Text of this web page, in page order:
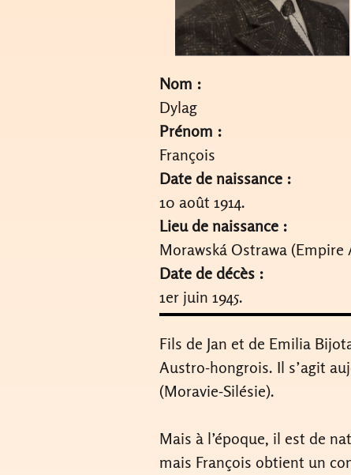
Nom :
Dylag
Prénom :
François
Date de naissance :
10 août 1914.
Lieu de naissance :
Morawská Ostrawa
Date de décès :
1er juin 1945.
Fils de Jan et de Emilia
Austro-hongrois. Il s’agit
(Moravie-Silésie).
Mais à l’époque, il est de
mais François obtient un